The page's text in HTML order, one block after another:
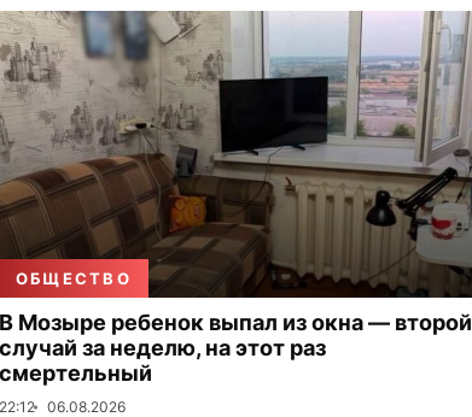
ОБЩЕСТВО
В Мозыре ребенок выпал из окна — второй
случай за неделю, на этот раз
смертельный
22:12 06.08.2026